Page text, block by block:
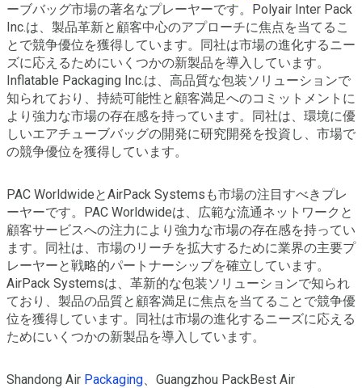
ーブバッグ市場の著名なプレーヤーです。Polyair Inter Pack
Inc.は、製品革新と顧客中心のアプローチに焦点を当てるこ
とで競争優位を獲得しています。同社は市場の進化するニー
ズに応えるためにいくつかの新製品を導入しています。
Inflatable Packaging Inc.は、高品質な包装ソリューションで
知られており、持続可能性と顧客満足へのコミットメントに
より強力な市場の存在感を持っています。同社は、環境に優
しいエアチューブバッグの開発に研究開発を投資し、市場で
の競争優位を獲得しています。
PAC WorldwideとAirPack Systemsも市場の注目すべきプレ
ーヤーです。PAC Worldwideは、広範な流通ネットワークと
顧客サービスへの注力により強力な市場の存在感を持ってい
ます。同社は、市場のリーチを拡大するために業界の主要プ
レーヤーと戦略的パートナーシップを確立しています。
AirPack Systemsは、革新的な包装ソリューションで知られ
ており、製品の品質と顧客満足に焦点を当てることで競争優
位を獲得しています。同社は市場の進化するニーズに応える
ためにいくつかの新製品を導入しています。
Shandong Air Packaging、Guangzhou PackBest Air